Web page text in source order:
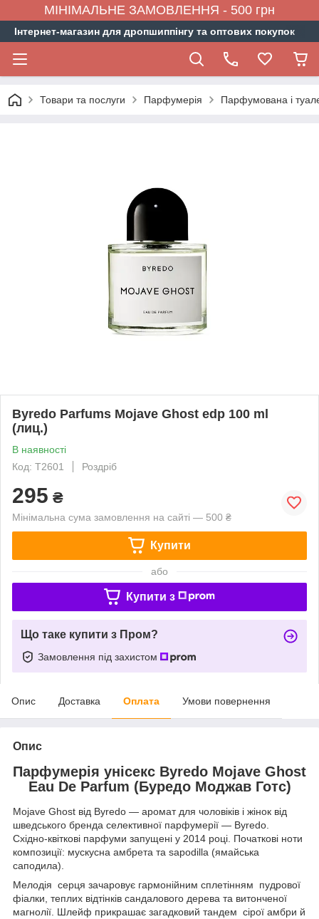
МІНІМАЛЬНЕ ЗАМОВЛЕННЯ - 500 грн
Інтернет-магазин для дропшиппінгу та оптових покупок
Товари та послуги Парфумерія Парфумована і
Byredo Parfums Mojave Ghost edp 100 ml
(лиц.)
В наявності
Код: T2601
Роздріб
295 ₴
Мінімальна сума замовлення на сайті — 500 ₴
Купити
або
Купити з
Що таке купити з Пром?
Замовлення під захистом
Опис Доставка Оплата Умови повернення
Опис
Парфумерія унісекс Byredo Mojave Ghost
Eau De Parfum (Буредо Моджав Готс)
Mojave Ghost від Byredo — аромат для чоловіків і жінок від
шведського бренда селективної парфумерії — Byredo.
Східно-квіткові парфуми запущені у 2014 році. Початкові ноти
композиції: мускусна амбрета та sapodilla (ямайська
саподила).
Мелодія серця зачаровує гармонійним сплетінням пудрової
фіалки, теплих відтінків сандалового дерева та витонченої
магнолії. Шлейф прикрашає загадковий тандем сірої амбри й